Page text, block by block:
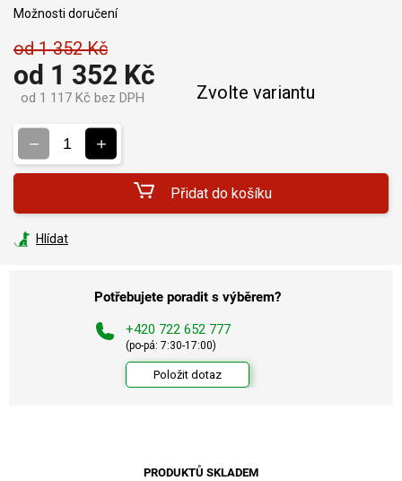
od 1 352 Kč
od 1 352 Kč
od 1 117 Kč bez DPH Zvolte variantu
Možnosti doručení
Přidat do košíku
Hlídat
Potřebujete poradit s výběrem?
+420 722 652 777
(po-pá: 7:30-17:00)
Položit dotaz
PRODUKTŮ SKLADEM